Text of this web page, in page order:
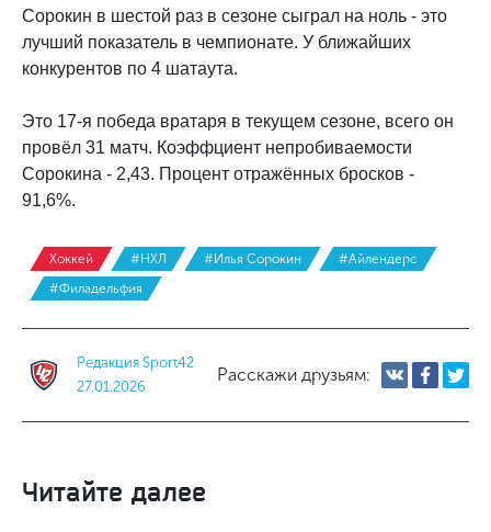
Сорокин в шестой раз в сезоне сыграл на ноль - это
лучший показатель в чемпионате. У ближайших
конкурентов по 4 шатаута.
Это 17-я победа вратаря в текущем сезоне, всего он
провёл 31 матч. Коэффциент непробиваемости
Сорокина - 2,43. Процент отражённых бросков -
91,6%.
Хоккей #НХЛ #Илья Сорокин
#Айлендерс
#Филадельфия
Редакция Sport42
27.01.2026
Расскажи друзьям:
Читайте далее